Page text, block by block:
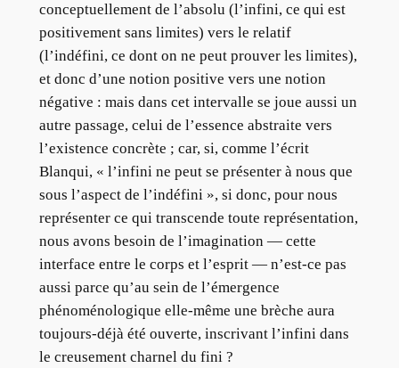
conceptuellement de l’absolu (l’infini, ce qui est
positivement sans limites) vers le relatif
(l’indéfini, ce dont on ne peut prouver les limites),
et donc d’une notion positive vers une notion
négative : mais dans cet intervalle se joue aussi un
autre passage, celui de l’essence abstraite vers
l’existence concrète ; car, si, comme l’écrit
Blanqui, « l’infini ne peut se présenter à nous que
sous l’aspect de l’indéfini », si donc, pour nous
représenter ce qui transcende toute représentation,
nous avons besoin de l’imagination — cette
interface entre le corps et l’esprit — n’est-ce pas
aussi parce qu’au sein de l’émergence
phénoménologique elle-même une brèche aura
toujours-déjà été ouverte, inscrivant l’infini dans
le creusement charnel du fini ?